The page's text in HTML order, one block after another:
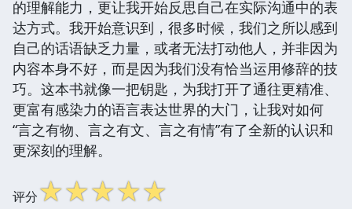
的理解能力，更让我开始反思自己在实际沟通中的表
达方式。我开始意识到，很多时候，我们之所以感到
自己的话语缺乏力量，或者无法打动他人，并非因为
内容本身不好，而是因为我们没有恰当运用修辞的技
巧。这本书就像一把钥匙，为我打开了通往更精准、
更富有感染力的语言表达世界的大门，让我对如何
“言之有物、言之有文、言之有情”有了全新的认识和
更深刻的理解。
评分☆☆☆☆☆